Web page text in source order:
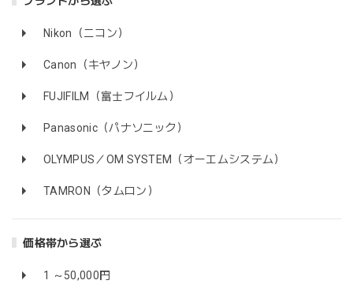
Nikon（ニコン）
Canon（キヤノン）
FUJIFILM（富士フイルム）
Panasonic（パナソニック）
OLYMPUS／OM SYSTEM（オーエムシステム）
TAMRON（タムロン）
価格帯から選ぶ
1 ～50,000円